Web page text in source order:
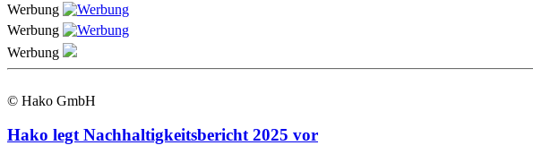
Werbung
Werbung
Werbung
© Hako GmbH
Hako legt Nachhaltigkeitsbericht 2025 vor